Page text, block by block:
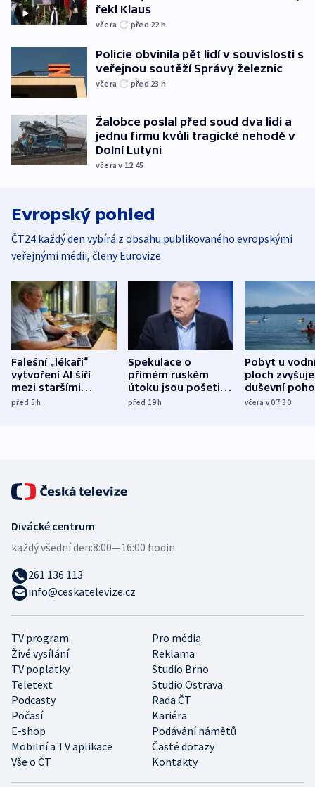
řekl Klaus
včera před 22 h
Policie obvinila pět lidí v souvislosti s
veřejnou soutěží Správy železnic
včera před 23 h
Žalobce poslal před soud dva lidi a
jednu firmu kvůli tragické nehodě v
Dolní Lutyni
včera v 12:45
Evropský pohled
ČT24 každý den vybírá z obsahu publikovaného evropskými
veřejnými médii, členy Eurovize.
Falešní „lékaři“
vytvoření AI šíří
mezi staršími
Poláky nebezpečné
před 5h
Spekulace o
přímém ruském
útoku jsou pošetilé,
míní estonský
před 19h
Pobyt u
ploch zvyšuje
duševní
ukázala
včera v 07:30
TV program
Pro média
Živé vysílání
Reklama
TV poplatky
Studio Brno
Teletext
Studio Ostrava
Podcasty
Rada ČT
Počasí
Kariéra
E-shop
Podávání námětů
Mobilní a TV aplikace
Časté dotazy
Vše o ČT
Kontakty
Divácké centrum
každý všední den:8:00—16:00 hodin
261 136 113
info@ceskatelevize.cz